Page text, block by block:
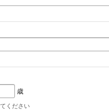
歳
ください